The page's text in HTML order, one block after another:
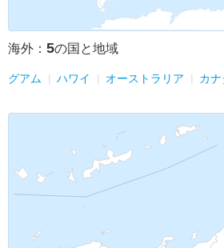
海外： 5の国と地域
グアム ハワイ オーストラリア カナ